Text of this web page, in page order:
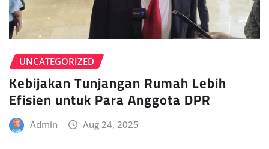
UNCATEGORIZED
Kebijakan Tunjangan Rumah Lebih
Efisien untuk Para Anggota DPR
Admin Aug 24, 2025